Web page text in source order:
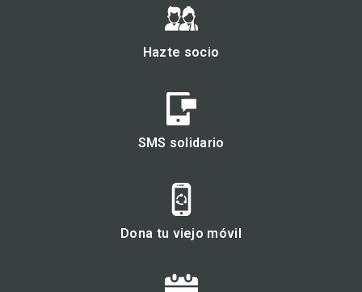
Hazte socio
SMS solidario
Dona tu viejo móvil